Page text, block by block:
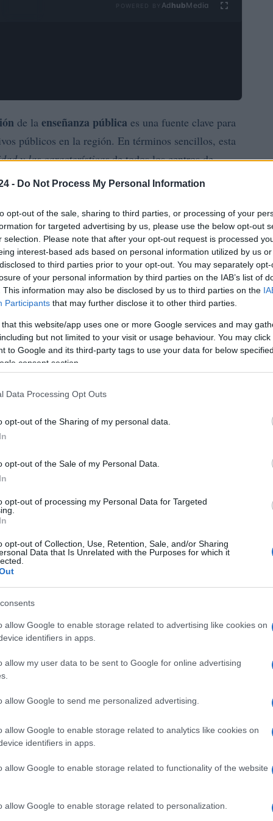
- Do Not Process My Personal Information
opt-out of the sale, sharing to third parties, or processing of your
for targeted advertising by us, please use the below opt-out
selection. Please note that after your opt-out request is processed
interest-based ads based on personal information utilized by us
to third parties prior to your opt-out. You may separately
of your personal information by third parties on the IAB’s list of
This information may also be disclosed by us to third parties on the
Participants that may further disclose it to other third parties.
that this website/app uses one or more Google services and may
but not limited to your visit or usage behaviour. You may
to Google and its third-party tags to use your data for below
consent section.
Data Processing Opt Outs
opt-out of the Sharing of my personal data.
opt-out of the Sale of my Personal Data.
opt-out of processing my Personal Data for Targeted
opt-out of Collection, Use, Retention, Sale, and/or Sharing
Data that Is Unrelated with the Purposes for which it
allow Google to enable storage related to advertising like cookies on
identifiers in apps.
allow my user data to be sent to Google for online advertising
allow Google to send me personalized advertising.
allow Google to enable storage related to analytics like cookies on
identifiers in apps.
allow Google to enable storage related to functionality of the website
allow Google to enable storage related to personalization.
Ad hubMedia
de la enseñanza pública es una fuente clave para
públicos en la región. En términos sencillos, esta
y las característicasde todos los centros de
impartidos y otros datos relevantes. Ese
oferta educativa pública y cuantificar los recursos
identifica lasfuentes de financiaciónque sostienen
La combinación de estos datos con la
la Enseñanza—que aporta detalles sobre el
del sector. Esas magnitudes son
y las Tablas Input-Output de la C.A.
impacto económico de la educación pública.
qué importa
el
y elnivel educativoimpartido. Además, se
la recogida de datos se realiza cada dos años, lo que
la evolución del sector sin perder calidad
incluye también información económica que
y por nivel educativo. Estas cifras, tratadas de forma